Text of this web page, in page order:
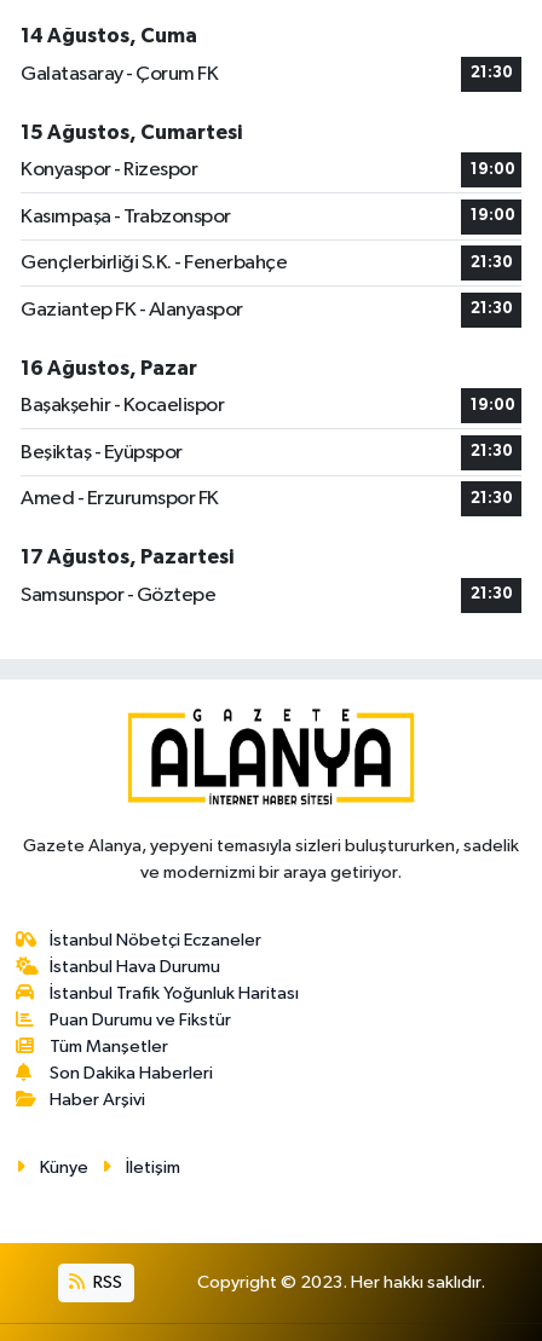
14 Ağustos, Cuma
Galatasaray - Çorum FK
21:30
15 Ağustos, Cumartesi
Konyaspor - Rizespor
19:00
Kasımpaşa - Trabzonspor 19:00
Gençlerbirliği S.K. - Fenerbahçe 21:30
Gaziantep FK - Alanyaspor 21:30
16 Ağustos, Pazar
Başakşehir - Kocaelispor
19:00
Beşiktaş - Eyüpspor 21:30
Amed - Erzurumspor FK 21:30
17 Ağustos, Pazartesi
Samsunspor - Göztepe
21:30
Gazete Alanya, yepyeni temasıyla sizleri buluştururken, sadelik
ve modernizmi bir araya getiriyor.
İstanbul Nöbetçi Eczaneler
İstanbul Hava Durumu
İstanbul Trafik Yoğunluk Haritası
Puan Durumu ve Fikstür
Tüm Manşetler
Son Dakika Haberleri
Haber Arşivi
Künye İletişim
RSS Copyright © 2023. Her hakkı saklıdır.